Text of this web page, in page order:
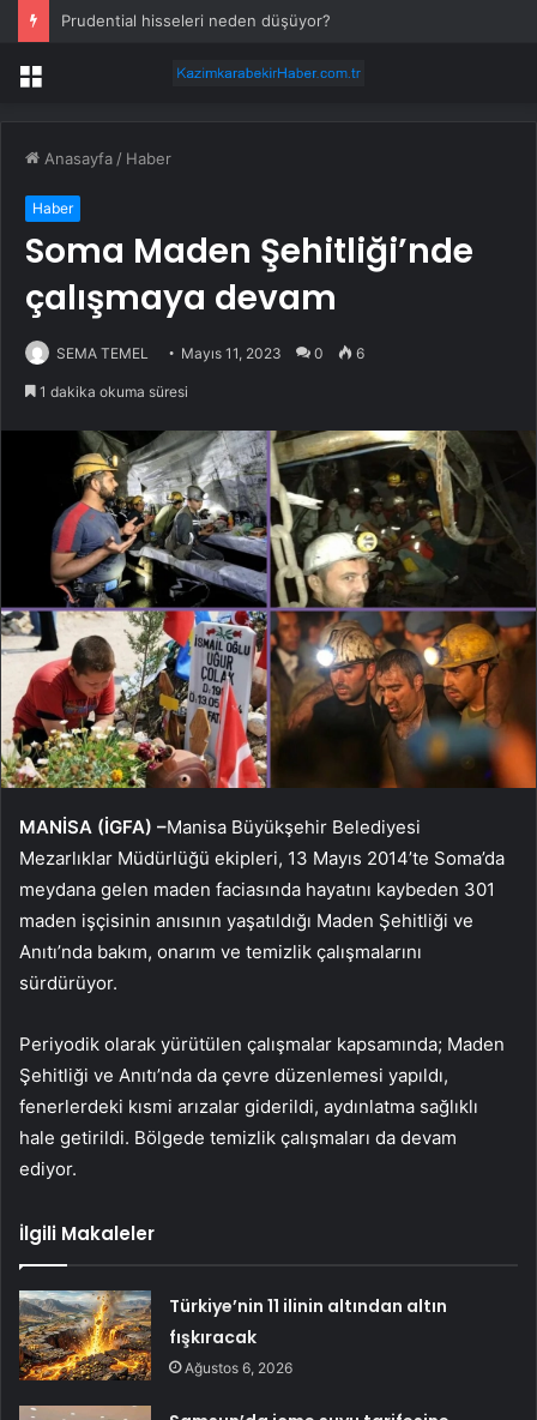
Prudential hisseleri neden düşüyor?
Menü
Anasayfa / Haber
Haber
Soma Maden Şehitliği’nde
çalışmaya devam
SEMA TEMEL Mayıs 11, 2023 0 6
1 dakika okuma süresi
MANİSA (İGFA) –Manisa Büyükşehir Belediyesi
Mezarlıklar Müdürlüğü ekipleri, 13 Mayıs 2014’te Soma’da
meydana gelen maden faciasında hayatını kaybeden 301
maden işçisinin anısının yaşatıldığı Maden Şehitliği ve
Anıtı’nda bakım, onarım ve temizlik çalışmalarını
sürdürüyor.
Periyodik olarak yürütülen çalışmalar kapsamında; Maden
Şehitliği ve Anıtı’nda da çevre düzenlemesi yapıldı,
fenerlerdeki kısmi arızalar giderildi, aydınlatma sağlıklı
hale getirildi. Bölgede temizlik çalışmaları da devam
ediyor.
İlgili Makaleler
Türkiye’nin 11 ilinin altından altın
fışkıracak
Ağustos 6, 2026